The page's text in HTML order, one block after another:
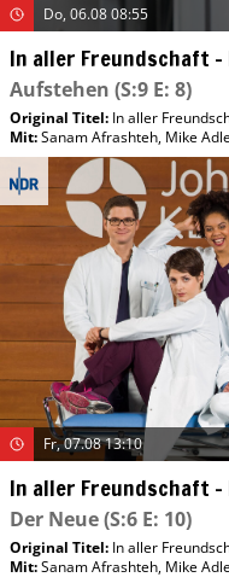
Do, 06.08 08:55
In aller Freundschaft
Aufstehen (S:9 E: 8)
Original Titel: In aller
Mit:Sanam Afrashteh, Mike
Fr, 07.08 13:10
In aller Freundschaft
Der Neue(S:6 E: 10)
Original Titel: In aller
Mit:Sanam Afrashteh, Mike